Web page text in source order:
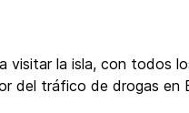
la isla, con todos
del tráfico de drogas en